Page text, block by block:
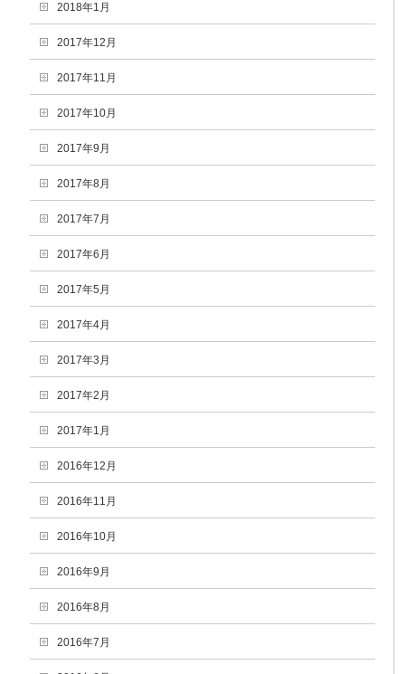
2018年1月
2017年12月
2017年11月
2017年10月
2017年9月
2017年8月
2017年7月
2017年6月
2017年5月
2017年4月
2017年3月
2017年2月
2017年1月
2016年12月
2016年11月
2016年10月
2016年9月
2016年8月
2016年7月